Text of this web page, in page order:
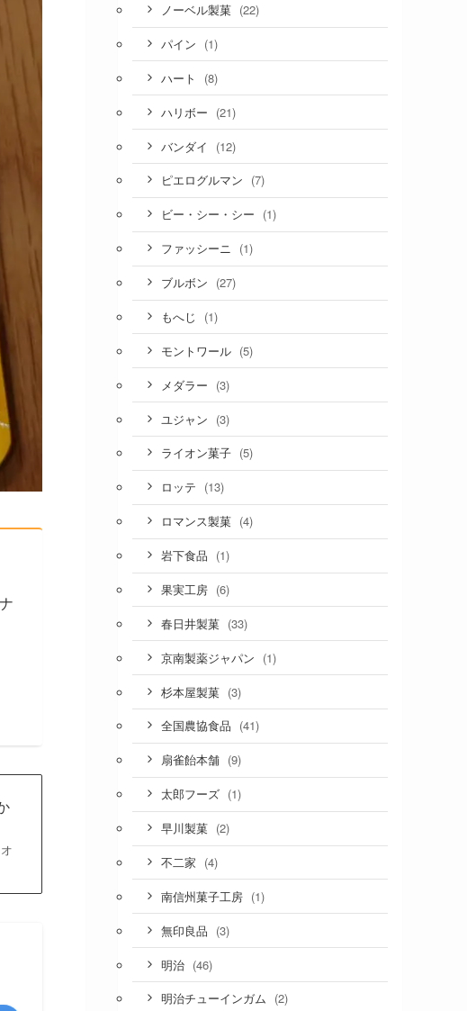
ノーベル製菓 (22)
パイン (1)
ハート (8)
ハリボー (21)
バンダイ (12)
ピエログルマン (7)
ビー・シー・シー (1)
ファッシーニ (1)
ブルボン (27)
もへじ (1)
モントワール (5)
メダラー (3)
ユジャン (3)
ライオン菓子 (5)
ロッテ (13)
ロマンス製菓 (4)
岩下食品 (1)
果実工房 (6)
春日井製菓 (33)
京南製薬ジャパン (1)
杉本屋製菓 (3)
全国農協食品 (41)
扇雀飴本舗 (9)
太郎フーズ (1)
早川製菓 (2)
不二家 (4)
南信州菓子工房 (1)
無印良品 (3)
明治 (46)
明治チューインガム (2)